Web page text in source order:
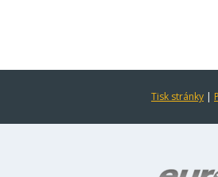
Tisk stránky |